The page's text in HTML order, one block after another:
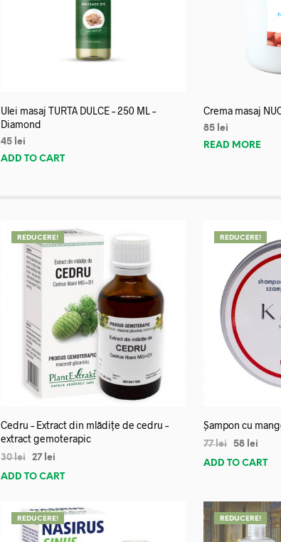
Ulei masaj TURTA DULCE – 250 ML –
Diamond
45 lei
ADD TO CART
Crema masaj
85 lei
READ MORE
REDUCERE!
Cedru – Extract din mlădițe de cedru –
extract gemoterapic
30lei 27 lei
ADD TO CART
REDUCERE!
Șampon cu
77lei 58 lei
ADD TO CART
REDUCERE! REDUCERE!